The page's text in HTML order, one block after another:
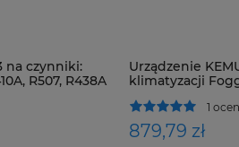
na czynniki:
R507, R438A
Urządzenie
klimatyzacji
1
879,79 zł